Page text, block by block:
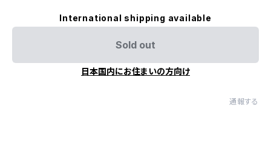
International shipping available
Sold out
日本国内にお住まいの方向け
通報する